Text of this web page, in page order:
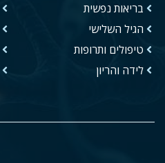
בריאות נפשית
הגיל השלישי
טיפולים ותרופות
לידה והריון